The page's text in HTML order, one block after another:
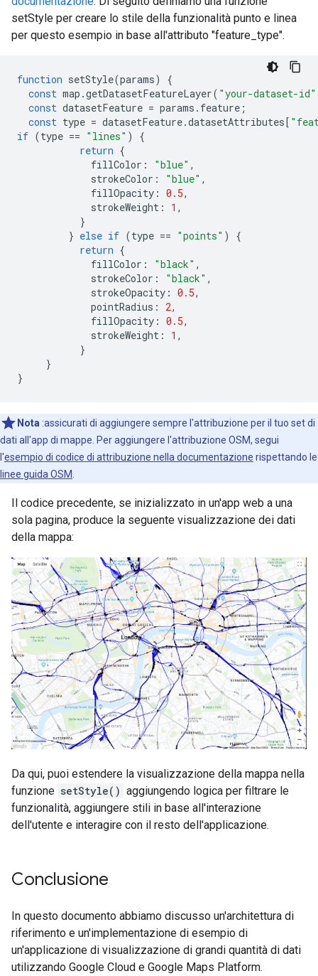
setStyle per creare lo stile della funzionalità punto e linea
per questo esempio in base all'attributo "feature_type".
function setStyle(params)
{
const map .getDatasetFeatureLayer( "your-dataset-id"
const datasetFeature = params . feature ;
const type = datasetFeature.datasetAttributes[
if (type == "lines" )
{
return {
fillColor : "blue" ,
strokeColor : "blue" ,
fillOpacity : 0.5,
strokeWeight : 1 ,
}
} else if (type == "points" )
{
return {
fillColor : "black" ,
strokeColor : "black" ,
strokeOpacity : 0.5,
pointRadius : 2,
fillOpacity : 0.5,
strokeWeight : 1 ,
}
}
}
Nota :assicurati di aggiungere sempre l'attribuzione per il tuo set di
dati all'app di mappe. Per aggiungere l'attribuzione OSM, segui
l'esempio di codice di attribuzione nella documentazione rispettando le
linee guida OSM
Il codice precedente, se inizializzato in un'app web a una
sola pagina, produce la seguente visualizzazione dei dati
della mappa:
Da qui, puoi estendere la visualizzazione della mappa nella
funzione setStyle() aggiungendo logica per filtrare le
funzionalità, aggiungere stili in base all'interazione
dell'utente e interagire con il resto dell'applicazione.
Conclusione
In questo documento abbiamo discusso un'architettura di
riferimento e un'implementazione di esempio di
un'applicazione di visualizzazione di grandi quantità di dati
utilizzando Google Cloud e Google Maps Platform.